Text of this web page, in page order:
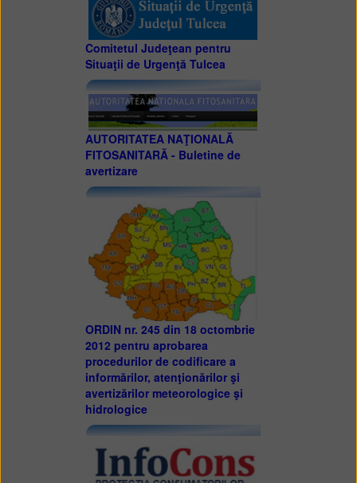
Comitetul Judeţean pentru
Situaţii de Urgenţă Tulcea
AUTORITATEA NAŢIONALĂ
FITOSANITARĂ - Buletine de
avertizare
ORDIN nr. 245 din 18 octombrie
2012 pentru aprobarea
procedurilor de codificare a
informărilor, atenţionărilor şi
avertizărilor meteorologice şi
hidrologice